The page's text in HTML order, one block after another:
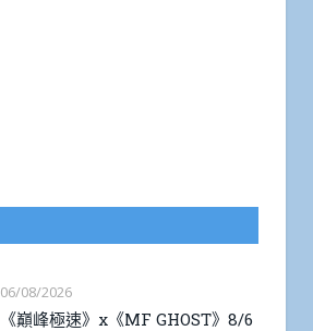
06/08/2026
《巔峰極速》x《MF GHOST》8/6